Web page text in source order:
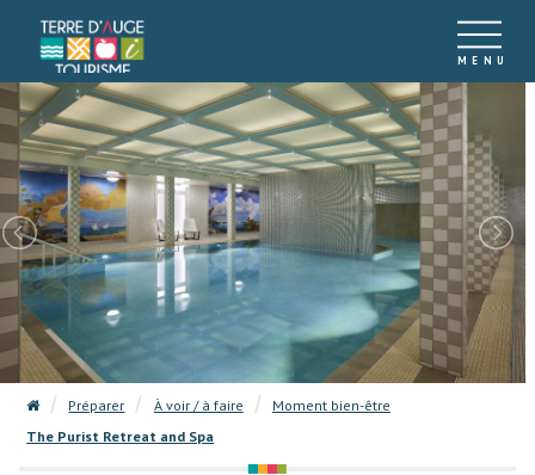
Préparer À voir / à faire
Moment bien-être
The Purist Retreat and Spa